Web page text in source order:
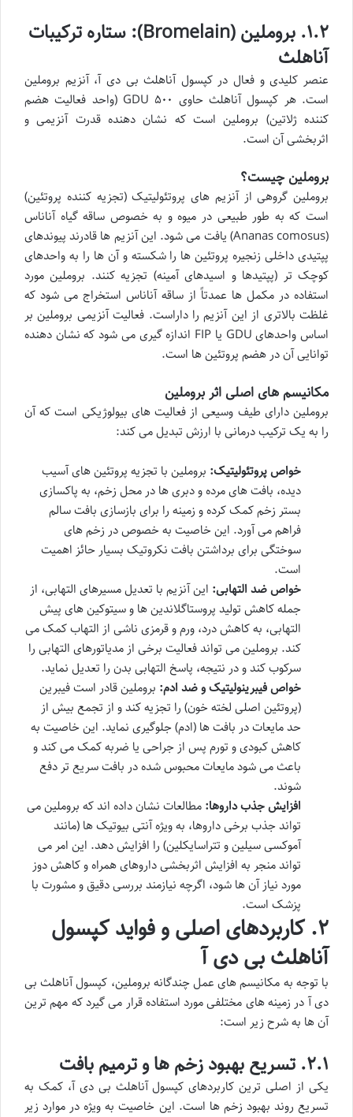
۱.۲. بروملین (Bromelain): ستاره ترکیبات
آناهلث
عنصر کلیدی و فعال در کپسول آناهلث بی دی آ، آنزیم بروملین
است. هر کپسول آناهلث حاوی ۵۰۰ GDU (واحد فعالیت هضم
کننده ژلاتین) بروملین است که نشان دهنده قدرت آنزیمی و
اثربخشی آن است.
بروملین چیست؟
بروملین گروهی از آنزیم های پروتئولیتیک (تجزیه کننده پروتئین)
است که به طور طبیعی در میوه و به خصوص ساقه گیاه آناناس
(Ananas comosus) یافت می شود. این آنزیم ها قادرند پیوندهای
پپتیدی داخلی زنجیره پروتئین ها را شکسته و آن ها را به واحدهای
کوچک تر (پپتیدها و اسیدهای آمینه) تجزیه کنند. بروملین مورد
استفاده در مکمل ها عمدتاً از ساقه آناناس استخراج می شود که
غلظت بالاتری از این آنزیم را داراست. فعالیت آنزیمی بروملین بر
اساس واحدهای GDU یا FIP اندازه گیری می شود که نشان دهنده
توانایی آن در هضم پروتئین ها است.
مکانیسم های اصلی اثر بروملین
بروملین دارای طیف وسیعی از فعالیت های بیولوژیکی است که آن
را به یک ترکیب درمانی با ارزش تبدیل می کند:
خواص پروتئولیتیک: بروملین با تجزیه پروتئین های آسیب
دیده، بافت های مرده و دبری ها در محل زخم، به پاکسازی
بستر زخم کمک کرده و زمینه را برای بازسازی بافت سالم
فراهم می آورد. این خاصیت به خصوص در زخم های
سوختگی برای برداشتن بافت نکروتیک بسیار حائز اهمیت
است.
خواص ضد التهابی: این آنزیم با تعدیل مسیرهای التهابی، از
جمله کاهش تولید پروستاگلاندین ها و سیتوکین های پیش
التهابی، به کاهش درد، ورم و قرمزی ناشی از التهاب کمک می
کند. بروملین می تواند فعالیت برخی از مدیاتورهای التهابی را
سرکوب کند و در نتیجه، پاسخ التهابی بدن را تعدیل نماید.
خواص فیبرینولیتیک و ضد ادم: بروملین قادر است فیبرین
(پروتئین اصلی لخته خون) را تجزیه کند و از تجمع بیش از
حد مایعات در بافت ها (ادم) جلوگیری نماید. این خاصیت به
کاهش کبودی و تورم پس از جراحی یا ضربه کمک می کند و
باعث می شود مایعات محبوس شده در بافت سریع تر دفع
شوند.
افزایش جذب داروها: مطالعات نشان داده اند که بروملین می
تواند جذب برخی داروها، به ویژه آنتی بیوتیک ها (مانند
آموکسی سیلین و تتراسایکلین) را افزایش دهد. این امر می
تواند منجر به افزایش اثربخشی داروهای همراه و کاهش دوز
مورد نیاز آن ها شود، اگرچه نیازمند بررسی دقیق و مشورت با
پزشک است.
۲. کاربردهای اصلی و فواید کپسول
آناهلث بی دی آ
با توجه به مکانیسم های عمل چندگانه بروملین، کپسول آناهلث بی
دی آ در زمینه های مختلفی مورد استفاده قرار می گیرد که مهم ترین
آن ها به شرح زیر است:
۲.۱. تسریع بهبود زخم ها و ترمیم بافت
یکی از اصلی ترین کاربردهای کپسول آناهلث بی دی آ، کمک به
تسریع روند بهبود زخم ها است. این خاصیت به ویژه در موارد زیر